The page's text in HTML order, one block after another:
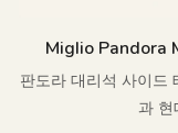
Miglio Pandora
판도라 대리석 사이드
과 현